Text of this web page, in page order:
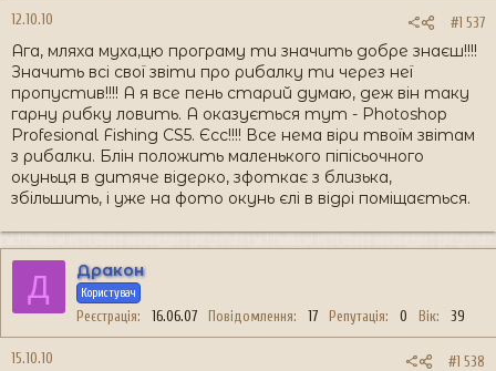
12.10.10 #1 537
Ага, мляха муха,цю програму ти значить добре знаєш!!!!
Значить всі свої звіти про рибалку ти через неї
пропустив!!!! А я все пень старий думаю, деж він таку
гарну рибку ловить. А оказується тут - Photoshop
Profesional Fishing CS5. Єсс!!!! Все нема віри твоїм звітам
з рибалки. Блін положить маленького піпісьочного
окуньця в дитяче відерко, зфоткає з близька,
збільшить, і уже на фото окунь єлі в відрі поміщається.
Д Дракон
Користувач
Реєстрація 16.06.07 Повідомлення 17 Репутація 0 Вік 39
15.10.10 #1 538